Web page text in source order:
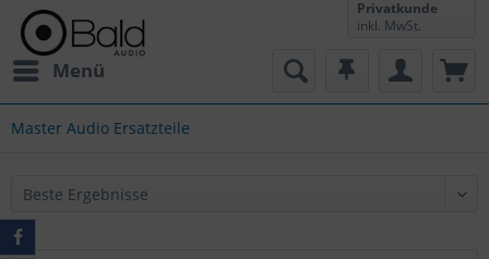
Menü
Privatkunde
inkl. MwSt.
Master Audio Ersatzteile